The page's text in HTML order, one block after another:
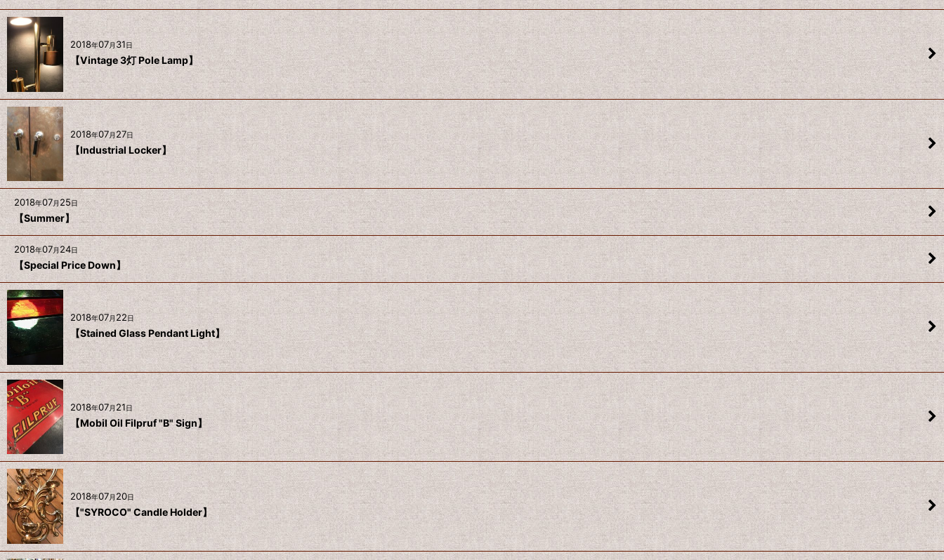
2018年07月31日
【Vintage 3灯 Pole Lamp】
2018年07月 27日
【Industrial Locker】
2018年07月 25日
【Summer】
2018年07月 24日
【Special Price Down】
2018年07月 22日
【Stained Glass Pendant Light】
2018年07月 21日
【Mobil Oil Filpruf "B" Sign】
2018年07月 20日
【"SYROCO" Candle Holder】